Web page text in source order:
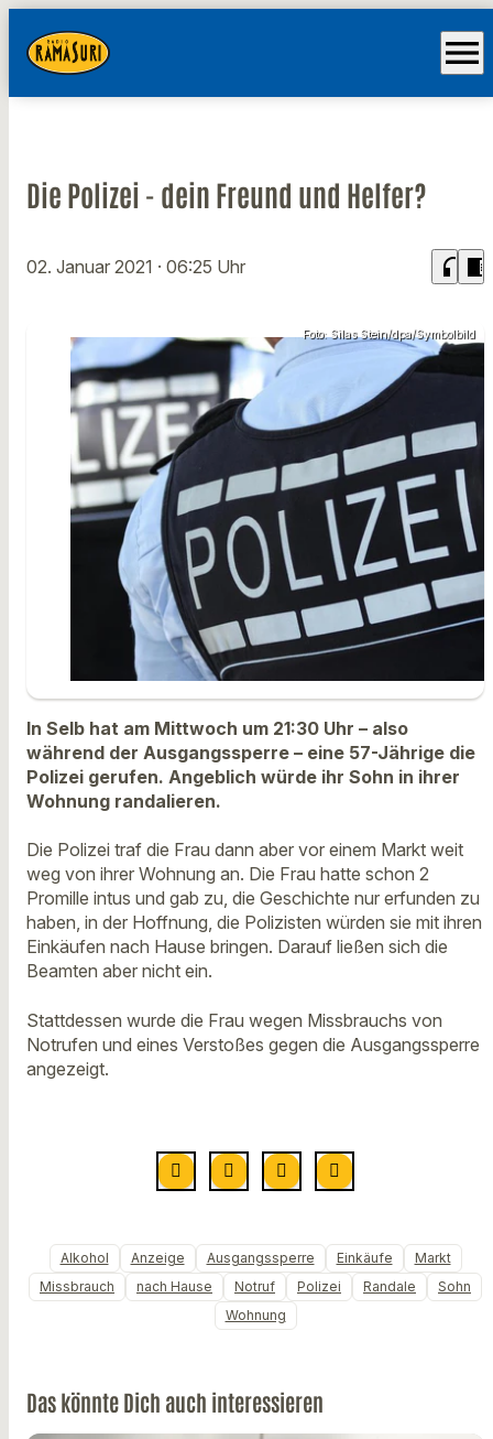
menu
Die Polizei - dein Freund und Helfer?
02. Januar 2021 · 06:25 Uhr headphones chrome_reader_mode
Foto: Silas Stein/dpa/Symbolbild
In Selb hat am Mittwoch um 21:30 Uhr – also
während der Ausgangssperre – eine 57-Jährige die
Polizei gerufen. Angeblich würde ihr Sohn in ihrer
Wohnung randalieren.
Die Polizei traf die Frau dann aber vor einem Markt weit
weg von ihrer Wohnung an. Die Frau hatte schon 2
Promille intus und gab zu, die Geschichte nur erfunden zu
haben, in der Hoffnung, die Polizisten würden sie mit ihren
Einkäufen nach Hause bringen. Darauf ließen sich die
Beamten aber nicht ein.
Stattdessen wurde die Frau wegen Missbrauchs von
Notrufen und eines Verstoßes gegen die Ausgangssperre
angezeigt.
Alkohol Anzeige Ausgangssperre Einkäufe
Markt
Missbrauch
nach Hause Notruf Polizei Randale
Sohn
Wohnung
Das könnte Dich auch interessieren